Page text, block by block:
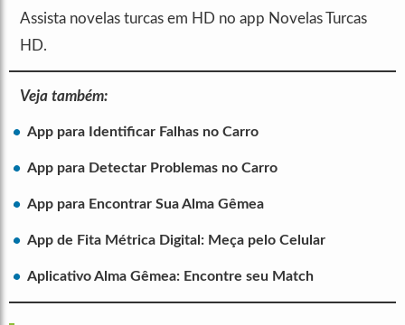
Assista novelas turcas em HD no app Novelas Turcas
HD.
Veja também:
App para Identificar Falhas no Carro
App para Detectar Problemas no Carro
App para Encontrar Sua Alma Gêmea
App de Fita Métrica Digital: Meça pelo Celular
Aplicativo Alma Gêmea: Encontre seu Match